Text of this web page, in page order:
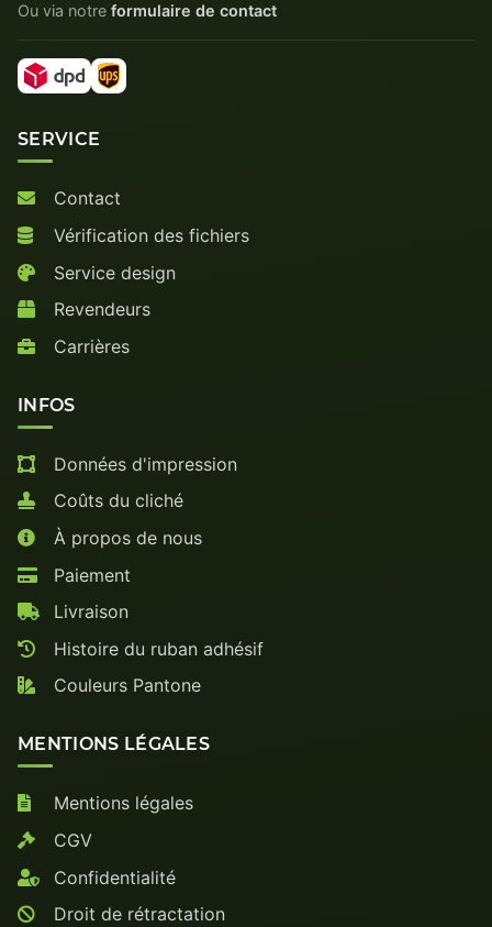
Ou via notre formulaire de contact
SERVICE
Contact
Vérification des fichiers
Service design
Revendeurs
Carrières
INFOS
Données d'impression
Coûts du cliché
À propos de nous
Paiement
Livraison
Histoire du ruban adhésif
Couleurs Pantone
MENTIONS LÉGALES
Mentions légales
CGV
Confidentialité
Droit de rétractation